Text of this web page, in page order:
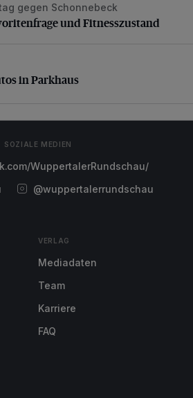
und Fitnesszustand
gegen Schonnebeck
und Fitnesszustand
in Parkhaus
in Parkhaus
SOZIALE MEDIEN
WuppertalerRundschau/
@wuppertalerrundschau
VERLAG
Mediadaten
Team
Karriere
FAQ